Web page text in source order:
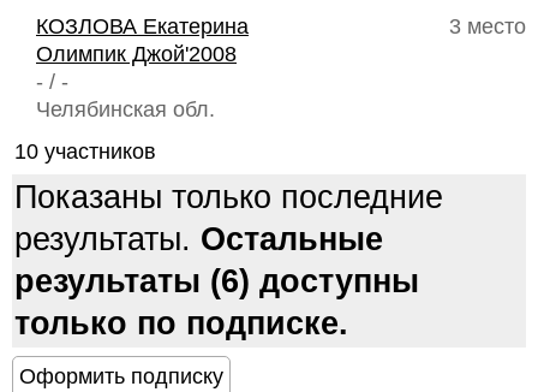
3 место
КОЗЛОВА Екатерина
Олимпик Джой'2008
- / -
Челябинская обл.
10 участников
Показаны только последние
результаты. Остальные
результаты (6) доступны
только по подписке.